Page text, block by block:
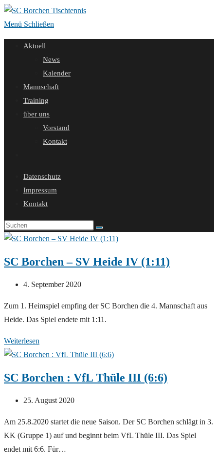
Zum
Inhalt
springen
Menü Schließen
Aktuell
News
Kalender
Mannschaft
Training
über uns
Vorstand
Kontakt
umschalten
Datenschutz
Impressum
Kontakt
SC Borchen – SV Heide IV (1:11)
Beitrag
4. September 2020
Zum 1. Heimspiel empfing der SC Borchen die 4. Mannschaft aus
Heide. Das Spiel endete mit 1:11.
Weiterlesen
Borchen
SV
(1:11)
SC Borchen : VfL Thüle III (6:6)
Beitrag
25. August 2020
Am 25.8.2020 startet die neue Saison. Der SC Borchen schlägt in 3.
KK (Gruppe 1) auf und beginnt beim VfL Thüle III. Das Spiel
endet mit 6:6. Für…